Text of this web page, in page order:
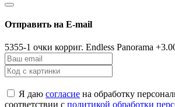
Отправить на E-mail
5355-1 очки корриг. Endless Panorama
Я даю согласие на обработку
соответствии с политикой обработки